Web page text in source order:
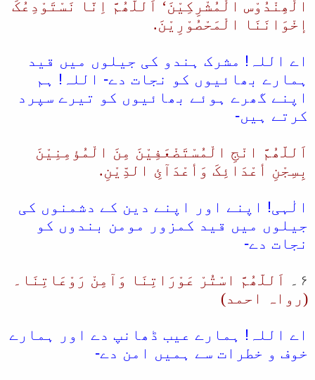
الْھِنْدُوْس الْمُشْرِکِیْنَ‘ اَللّھُمَّ اِنّا نَسْتَوْدِعُکَ
إخْوَانَنَا الْمَحْصُوْرِیْنَ.
اے اللہ! مشرک ہندو کی جیلوں میں قید
ہمارے بھائیوں کو نجات دے- اللہ! ہم
اپنے گھرے ہوئے بھائیوں کو تیرے سپرد
کرتے ہیں-
اَللّھُمَّ انْجِ الْمُسْتَضْعَفِیْنَ مِنَ الْمُؤمِنِیْنَ
بِسِجْنِ أعْدَائِکَ وَأعْدَآئِ الدِّیْنِ.
الٰہی! اپنے اور اپنے دین کے دشمنوں کی
جیلوں میں قید کمزور مومن بندوں کو
نجات دے-
۶۔
اَللّھُمَّ اسْتُرْ عَوْرَاتِنَا وَآمِنْ رَوْعَاتِنَا۔
(رواہ احمد)
اے اللہ! ہمارے عیب ڈھانپ دے اور ہمارے
خوف و خطرات سے ہمیں امن دے-